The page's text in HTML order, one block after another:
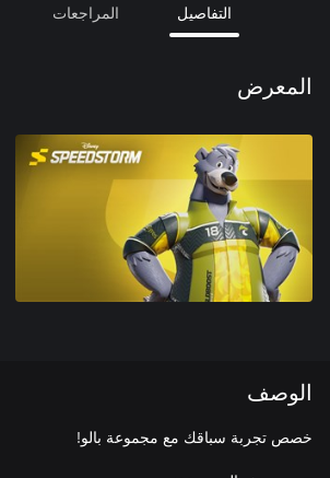
التفاصيل المراجعات
المعرض
الوصف